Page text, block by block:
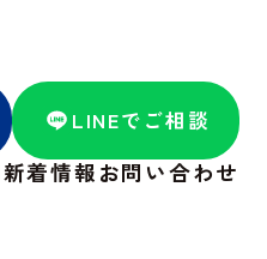
LINEでご相談
新着情報 お問い合わせ